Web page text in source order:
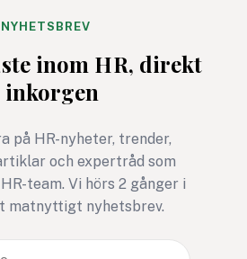
resultat.
att
NYHETSBREV
inom HR, direkt
inkorgen
på HR-nyheter, trender,
och expertråd som
team. Vi hörs 2 gånger i
matnyttigt nyhetsbrev.